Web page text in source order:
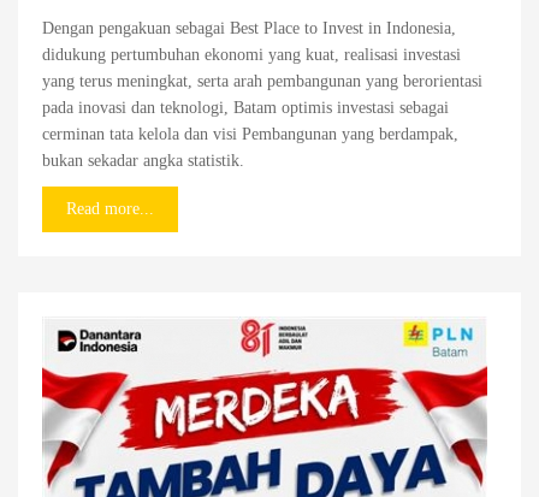
Dengan pengakuan sebagai Best Place to Invest in Indonesia,
didukung pertumbuhan ekonomi yang kuat, realisasi investasi
yang terus meningkat, serta arah pembangunan yang berorientasi
pada inovasi dan teknologi, Batam optimis investasi sebagai
cerminan tata kelola dan visi Pembangunan yang berdampak,
bukan sekadar angka statistik.
Read more...